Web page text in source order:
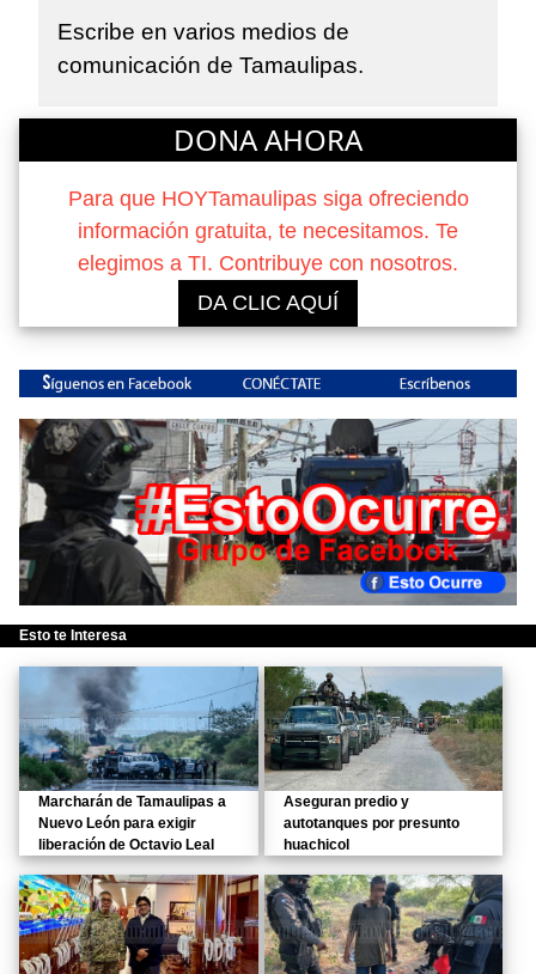
Escribe en varios medios de
comunicación de Tamaulipas.
DONA AHORA
Para que HOYTamaulipas siga ofreciendo
información gratuita, te necesitamos. Te
elegimos a TI. Contribuye con nosotros.
DA CLIC AQUÍ
Esto te Interesa
Marcharán de Tamaulipas a
Nuevo León para exigir
liberación de Octavio Leal
Aseguran predio y
autotanques por presunto
huachicol